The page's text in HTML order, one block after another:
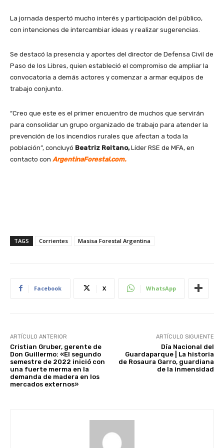
La jornada despertó mucho interés y participación del público,
con intenciones de intercambiar ideas y realizar sugerencias.
Se destacó la presencia y aportes del director de Defensa Civil de
Paso de los Libres, quien estableció el compromiso de ampliar la
convocatoria a demás actores y comenzar a armar equipos de
trabajo conjunto.
“Creo que este es el primer encuentro de muchos que servirán
para consolidar un grupo organizado de trabajo para atender la
prevención de los incendios rurales que afectan a toda la
población”, concluyó Beatriz Reitano,Líder RSE de MFA, en
contacto con ArgentinaForestal.com.
TAGS Corrientes Masisa Forestal Argentina
Facebook X WhatsApp
ARTÍCULO ANTERIOR
Cristian Gruber, gerente de
Don Guillermo: «El segundo
semestre de 2022 inició con
una fuerte merma en la
demanda de madera en los
mercados externos»
ARTÍCULO SIGUIENTE
Día Nacional del
Guardaparque | La historia
de Rosaura Garro, guardiana
de la inmensidad